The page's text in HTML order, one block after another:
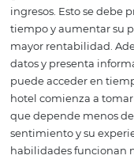
ágil. Existen varias
invertir en su hotel,
CRMsque
reservas y otros
Sitio conmotor